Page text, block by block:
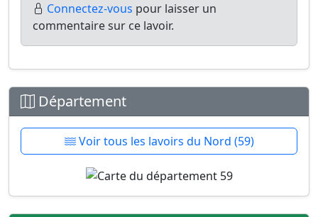
Connectez-vous pour laisser un
commentaire sur ce lavoir.
Département
Voir tous les lavoirs du Nord (59)